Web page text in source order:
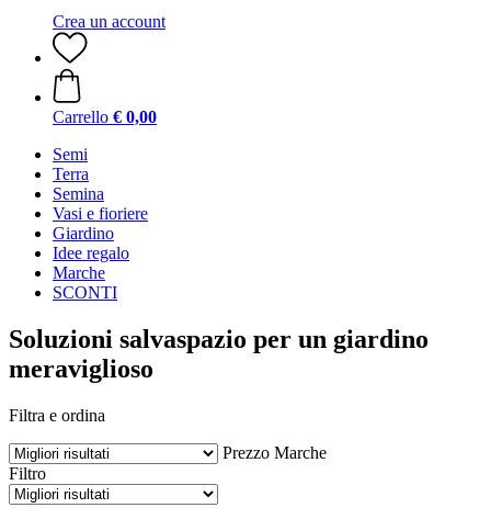
Crea un account
Carrello € 0,00
Semi
Terra
Semina
Vasi e fioriere
Giardino
Idee regalo
Marche
SCONTI
Soluzioni salvaspazio per un giardino
meraviglioso
Filtra e ordina
Prezzo Marche
Filtro